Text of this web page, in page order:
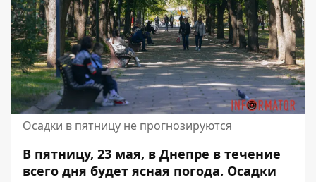
Осадки в пятницу не прогнозируются
В пятницу, 23 мая, в Днепре в течение
всего дня будет ясная погода. Осадки